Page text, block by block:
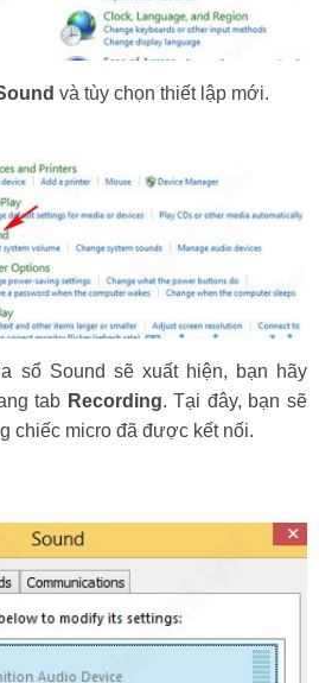
và tùy chọn thiết lập mới.
sổ Sound sẽ xuất hiện, bạn hãy
tab Recording. Tại đây, bạn sẽ
chiếc micro đã được kết nối.